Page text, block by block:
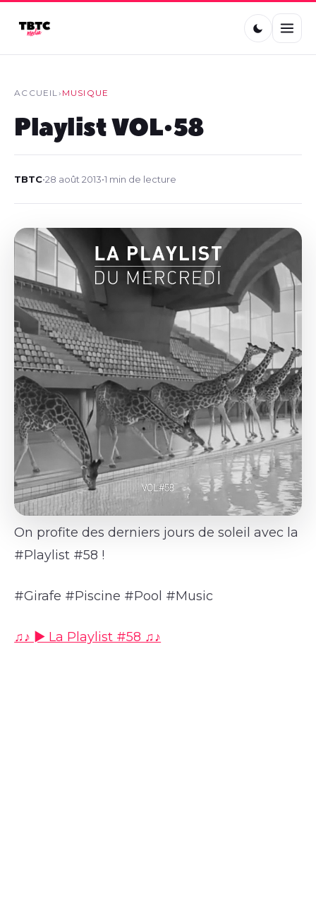
ACCUEIL› MUSIQUE
Playlist VOL•58
TBTC•28 août 2013•1 min de lecture
On profite des derniers jours de soleil avec la
#Playlist #58 !
#Girafe #Piscine #Pool #Music
♫♪ ► La Playlist #58 ♫♪